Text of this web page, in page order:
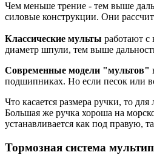
Чем меньше трение - тем выше
силовые конструкции. Они
Классические мульты работают
диаметр шпули, тем выше
Современные модели "мультов"
подшипниках. Но если песок или
Что касается размера ручки, то для
Большая же ручка хороша на
устанавливается как под правую,
Тормозная система